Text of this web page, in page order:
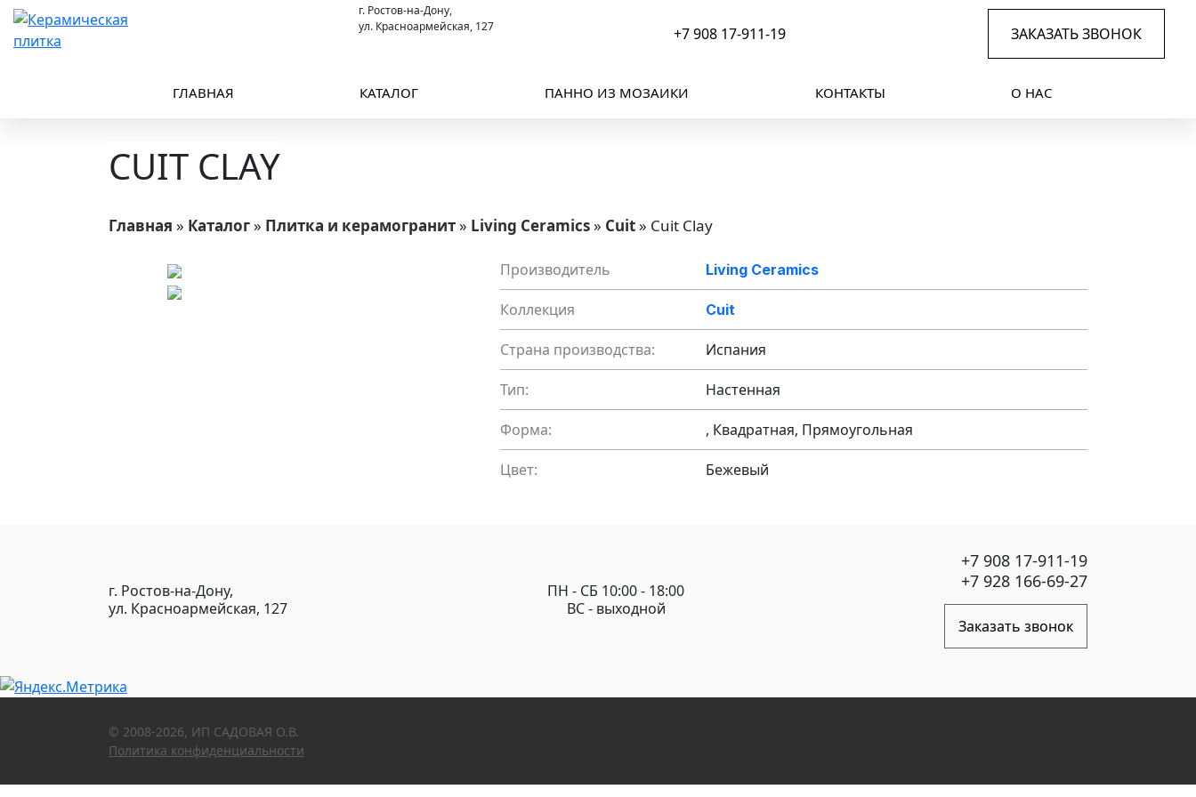
г. Ростов-на-Дону,
ул. Красноармейская, 127
ГЛАВНАЯ КАТАЛОГ ПАННО ИЗ МОЗАИКИ КОНТАКТЫ О НАС
+7 908 17-911-19 ЗАКАЗАТЬ ЗВОНОК
CUIT CLAY
Главная » Каталог» Плитка и керамогранит» Living Ceramics» Cuit» Cuit Clay
Производитель Living Ceramics
Коллекция Cuit
Страна производства: Испания
Тип: Настенная
Форма: , Квадратная, Прямоугольная
Цвет: Бежевый
г. Ростов-на-Дону,
ул. Красноармейская, 127
ПН - СБ 10:00 - 18:00
ВС - выходной
+7 908 17-911-19
+7 928 166-69-27
Заказать звонок
© 2008-2026, ИП САДОВАЯ О.В.
Политика конфиденциальности